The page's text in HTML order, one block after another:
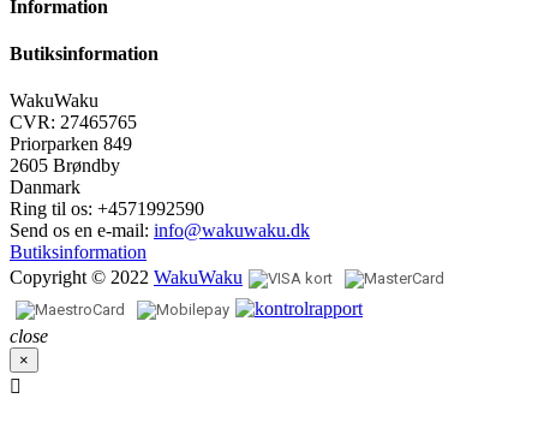
Information
Butiksinformation
WakuWaku
CVR: 27465765
Priorparken 849
2605 Brøndby
Danmark
Ring til os: +4571992590
Send os en e-mail: info@wakuwaku.dk
Butiksinformation
Copyright © 2022 WakuWaku
close
×
